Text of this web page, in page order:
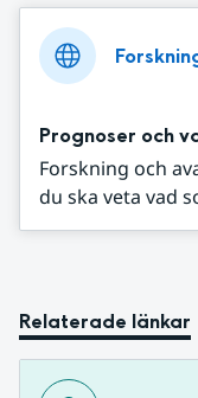
Prognoser och
Forskning och
du ska veta vad
Relaterade länkar